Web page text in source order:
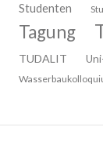
Studenten
Tagung
TUDALIT